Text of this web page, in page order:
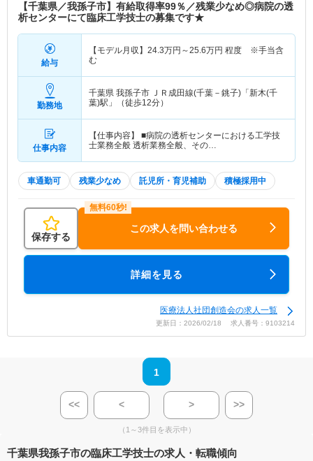
【千葉県／我孫子市】有給取得率99％／残業少なめ◎病院の透
析センターにて臨床工学技士の募集です★
給与
【モデル月収】 24.3万円～25.6万円 程度 ※手当含
む
勤務地
千葉県 我孫子市 ＪＲ成田線(千葉－銚子)「新木(千
葉)駅」（徒歩12分）
仕事内容
【仕事内容】 ■病院の透析センターにおける工学技
士業務全般 透析業務全般、その…
車通勤可 残業少なめ 託児所・育児補助 積極採用中
保存する
この求人を問い合わせる
詳細を見る
医療法人社団創造会の求人一覧
更新日：2026/02/18 求人番号：9103214
1
<< < > >>
（1～3件目を表示中）
千葉県我孫子市の臨床工学技士の求人・転職傾向